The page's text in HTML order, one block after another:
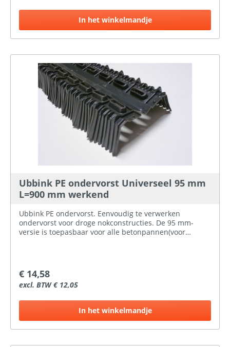
In het winkelmandje
Ubbink PE ondervorst Universeel 95 mm
L=900 mm werkend
Ubbink PE ondervorst. Eenvoudig te verwerken
ondervorst voor droge nokconstructies. De 95 mm-
versie is toepasbaar voor alle betonpannen(voor
meterKleur: zwartMateriaal: UV-bestendig
LDPEMontage: bevestig op de ruiter
€ 14,58
excl. BTW € 12,05
In het winkelmandje